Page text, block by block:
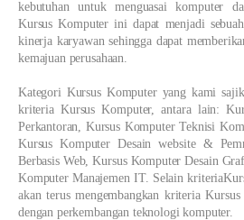
kebutuhan untuk menguasai komputer
Kursus Komputer ini dapat menjadi
kinerja karyawan sehingga dapat
kemajuan perusahaan.
Kategori Kursus Komputer yang kami
kriteria Kursus Komputer, antara lain:
Perkantoran, Kursus Komputer Teknisi
Kursus Komputer Desain website &
Berbasis Web, Kursus Komputer Desain
Komputer Manajemen IT. Selain
akan terus mengembangkan kriteria
dengan perkembangan teknologi komputer.